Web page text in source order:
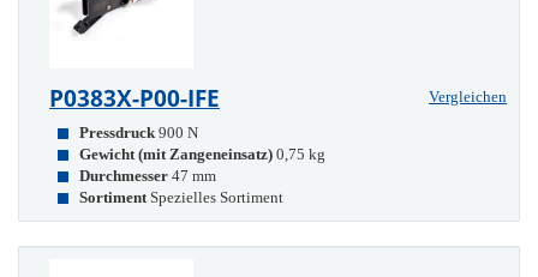
P0383X-P00-IFE
Vergleichen
Pressdruck 900 N
Gewicht (mit Zangeneinsatz) 0,75 kg
Durchmesser 47 mm
Sortiment Spezielles Sortiment